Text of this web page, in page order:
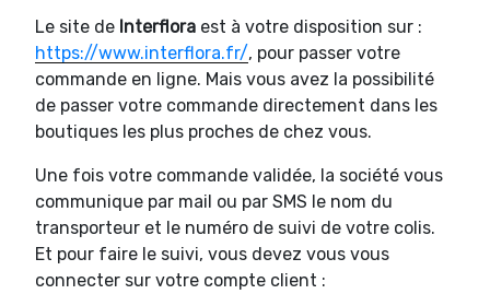
Le site de Interflora est à votre disposition sur :
https://www.interflora.fr/, pour passer votre
commande en ligne. Mais vous avez la possibilité
de passer votre commande directement dans les
boutiques les plus proches de chez vous.
Une fois votre commande validée, la société vous
communique par mail ou par SMS le nom du
transporteur et le numéro de suivi de votre colis.
Et pour faire le suivi, vous devez vous vous
connecter sur votre compte client :